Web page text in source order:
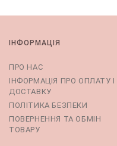
ІНФОРМАЦІЯ
ПРО НАС
ІНФОРМАЦІЯ ПРО ОПЛАТУ І
ДОСТАВКУ
ПОЛІТИКА БЕЗПЕКИ
ПОВЕРНЕННЯ ТА ОБМІН
ТОВАРУ